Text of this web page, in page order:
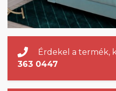
Érdekel a termék,
363 0447